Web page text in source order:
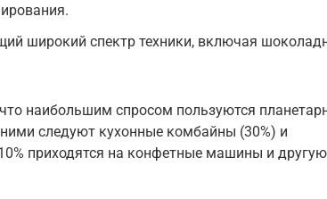
широкий спектр техники, включая
наибольшим спросом пользуются
следуют кухонные комбайны (30%) и
приходятся на конфетные машины и другую